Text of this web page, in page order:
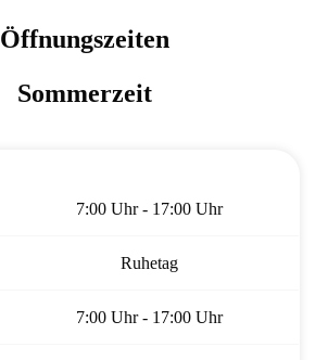
Öffnungszeiten
Sommerzeit
7:00 Uhr - 17:00 Uhr
Ruhetag
7:00 Uhr - 17:00 Uhr